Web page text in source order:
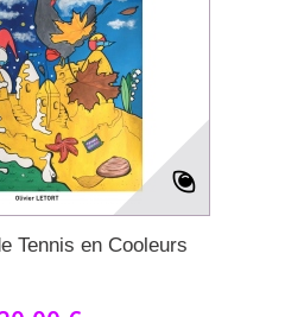
Tennis en Cooleurs